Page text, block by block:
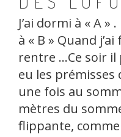
J’ai dormi à « A
à « B » Quand
rentre …Ce soir il
eu les prémisses
une fois au
mètres du
flippante,